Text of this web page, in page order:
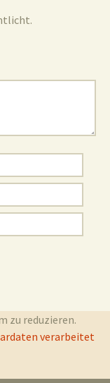
zu reduzieren.
verarbeitet